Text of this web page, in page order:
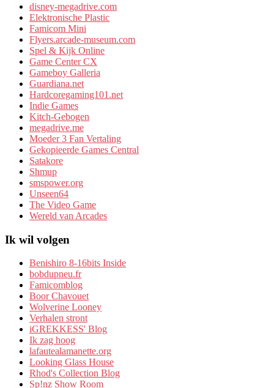
disney-megadrive.com
Elektronische Plastic
Famicom Mini
Flyers.arcade-museum.com
Spel & Kijk Online
Game Center CX
Gameboy Galleria
Guardiana.net
Hardcoregaming101.net
Indie Games
Kitch-Gebogen
megadrive.me
Moeder 3 Fan Vertaling
Gekopieerde Games Central
Satakore
Shmup
smspower.org
Unseen64
The Video Game
Wereld van Arcades
Ik wil volgen
Benishiro 8-16bits Inside
bobdupneu.fr
Famicomblog
Boor Chavouet
Wolverine Looney
Verhalen stront
iGREKKESS' Blog
Ik zag hoog
lafautealamanette.org
Looking Glass House
Rhod's Collection Blog
Sp!nz Show Room